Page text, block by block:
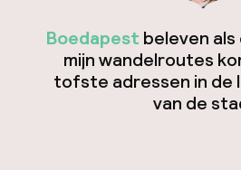
Boedapest beleven
mijn wandelroutes
tofste adressen in de
van de